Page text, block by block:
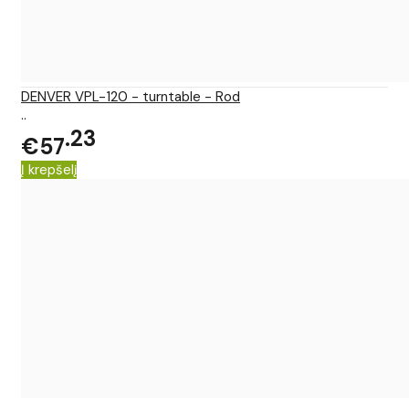
DENVER VPL-120 - turntable - Rod
..
€57 23
Į krepšelį